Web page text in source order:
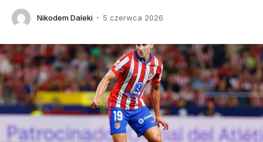
Nikodem Daleki 5 czerwca 2026